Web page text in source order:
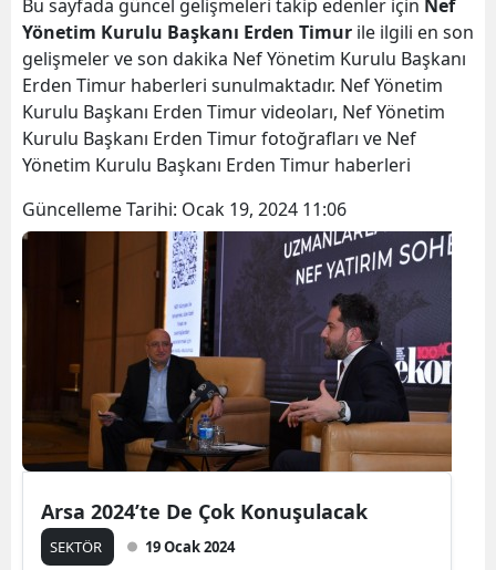
Bu sayfada güncel gelişmeleri takip edenler için Nef
Yönetim Kurulu Başkanı Erden Timur ile ilgili en son
gelişmeler ve son dakika Nef Yönetim Kurulu Başkanı
Erden Timur haberleri sunulmaktadır. Nef Yönetim
Kurulu Başkanı Erden Timur videoları, Nef Yönetim
Kurulu Başkanı Erden Timur fotoğrafları ve Nef
Yönetim Kurulu Başkanı Erden Timur haberleri
Güncelleme Tarihi: Ocak 19, 2024 11:06
Arsa 2024’te De Çok Konuşulacak
SEKTÖR 19 Ocak 2024